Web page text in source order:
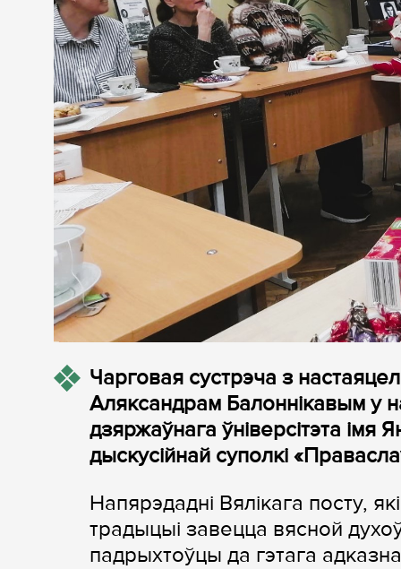
Чарговая сустрэча з
Аляксандрам Балоннікавым у
дзяржаўнага ўніверсітэта імя
дыскусійнай суполкі
Напярэдадні Вялікага посту,
традыцыі завецца вясной
падрыхтоўцы да гэтага